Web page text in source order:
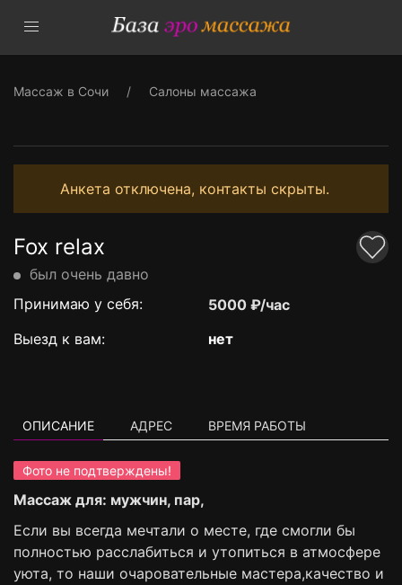
Массаж в Сочи Салоны массажа
Анкета отключена, контакты скрыты.
Fox relax
был очень давно
Принимаю у себя:
5000 ₽/час
Выезд к вам:
нет
ОПИСАНИЕ АДРЕС ВРЕМЯ РАБОТЫ
Фото не подтверждены!
Массаж для: мужчин, пар,
Если вы всегда мечтали о месте, где смогли бы
полностью расслабиться и утопиться в атмосфере
уюта, то наши очаровательные мастера,качество и